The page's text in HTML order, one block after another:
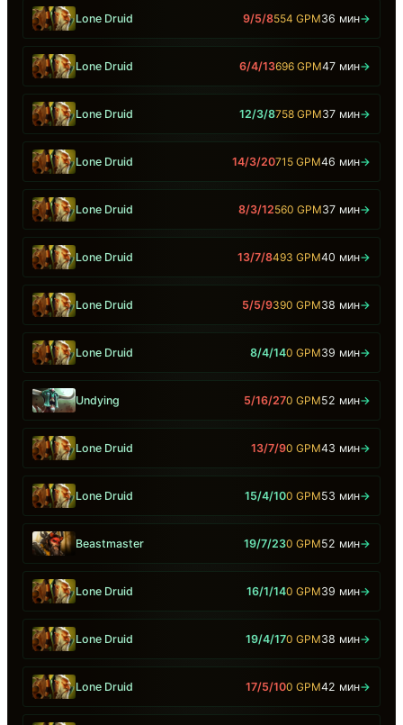
Lone Druid 9/5/8554 GPM36 мин→
Lone Druid 6/4/13696 GPM47 мин→
Lone Druid 12/3/8758 GPM37 мин→
Lone Druid 14/3/20715 GPM46 мин→
Lone Druid 8/3/12560 GPM37 мин→
Lone Druid 13/7/8493 GPM40 мин→
Lone Druid 5/5/9390 GPM38 мин→
Lone Druid 8/4/140 GPM39 мин→
Undying 5/16/270 GPM52 мин→
Lone Druid 13/7/90 GPM43 мин→
Lone Druid 15/4/100 GPM53 мин→
Beastmaster 19/7/230 GPM52 мин→
Lone Druid 16/1/140 GPM39 мин→
Lone Druid 19/4/170 GPM38 мин→
Lone Druid 17/5/100 GPM42 мин→